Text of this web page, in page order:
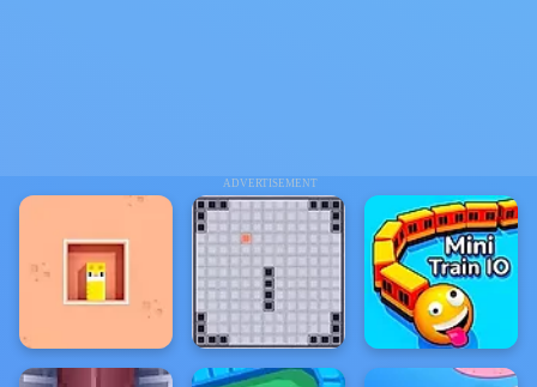
ADVERTISEMENT